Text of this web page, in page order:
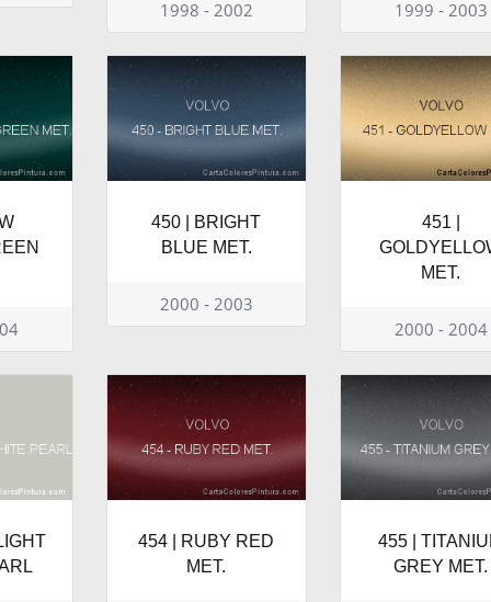
1998 - 2002 1999 - 2003
450 | BRIGHT
BLUE MET.
2000 - 2003
451 |
MET.
2000 - 2004
454 | RUBY RED
MET.
455 |
GREY MET.